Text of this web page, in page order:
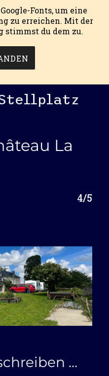
MENÜ
La
4/5
…
Fonts, um eine
zu erreichen. Mit der
stimmst du dem zu.